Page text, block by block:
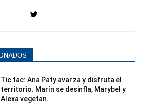
Tic tac: Ana Paty avanza y disfruta el
territorio. Marín se desinfla, Marybel y
Alexa vegetan.